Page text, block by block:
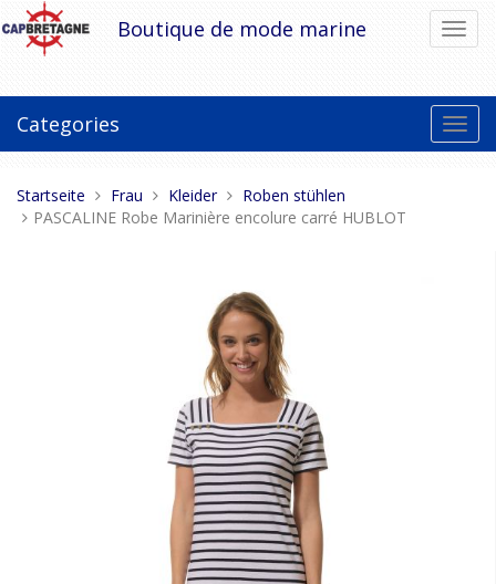
Direkt
zum
Inhalt
Boutique de mode marine
Categories
Sie
sind
Startseite Frau Kleider
Roben stühlen
PASCALINE Robe Marinière encolure carré HUBLOT